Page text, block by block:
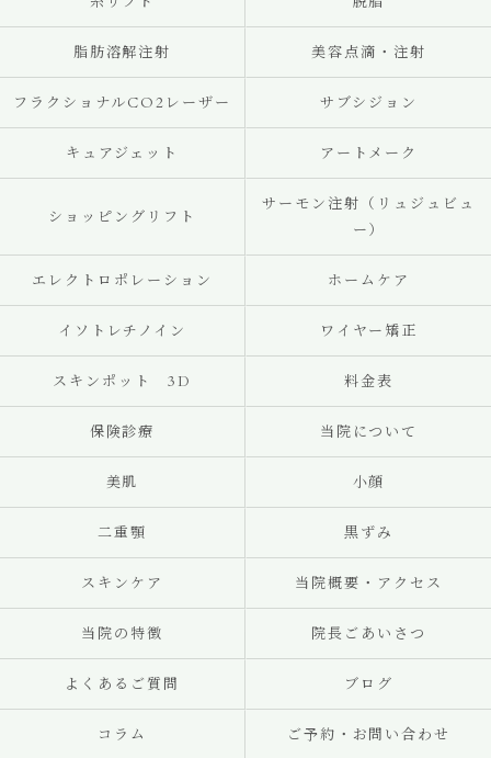
脂肪溶解注射 美容点滴・注射
フラクショナルCO2レーザー サブシジョン
キュアジェット アートメーク
ショッピングリフト
サーモン注射（リュジュビュ
ー）
エレクトロポレーション ホームケア
イソトレチノイン ワイヤー矯正
スキンポット 3D 料金表
保険診療 当院について
美肌 小顔
二重顎 黒ずみ
スキンケア 当院概要・アクセス
当院の特徴 院長ごあいさつ
よくあるご質問 ブログ
コラム ご予約・お問い合わせ